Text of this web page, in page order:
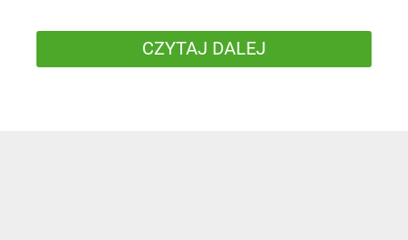
CZYTAJ DALEJ